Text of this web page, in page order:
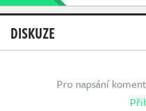
DISKUZE
Pro napsání